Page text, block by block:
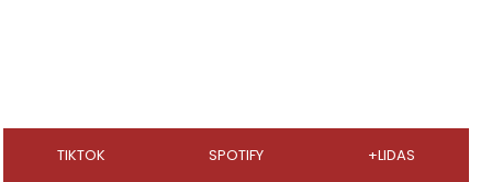
TIKTOK SPOTIFY +LIDAS